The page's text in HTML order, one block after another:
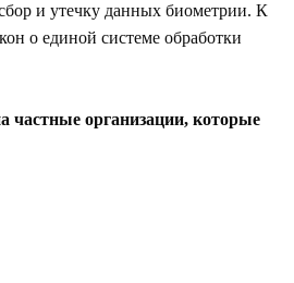
и утечку данных биометрии. К
о единой системе обработки
частные организации, которые